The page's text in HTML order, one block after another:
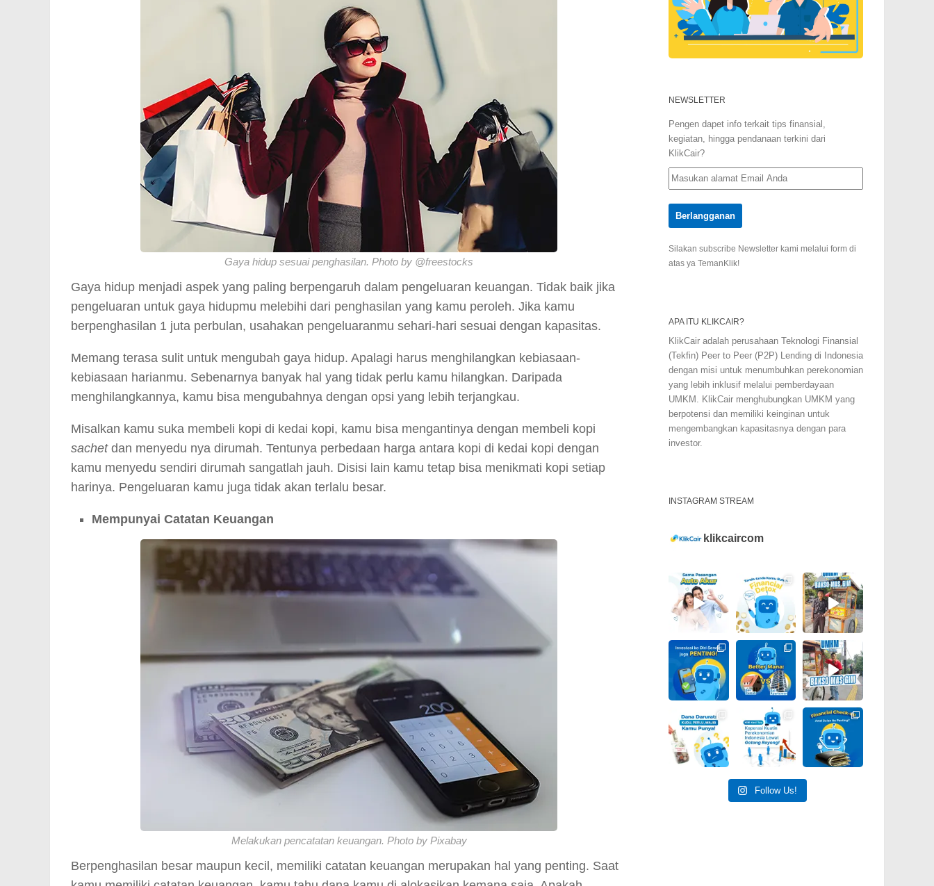
Gaya hidup sesuai penghasilan. Photo by @freestocks
Gaya hidup menjadi aspek yang paling berpengaruh dalam pengeluaran keuangan. Tidak baik jika
pengeluaran untuk gaya hidupmu melebihi dari penghasilan yang kamu peroleh. Jika kamu
berpenghasilan 1 juta perbulan, usahakan pengeluaranmu sehari-hari sesuai dengan kapasitas.
Memang terasa sulit untuk mengubah gaya hidup. Apalagi harus menghilangkan kebiasaan-
kebiasaan harianmu. Sebenarnya banyak hal yang tidak perlu kamu hilangkan. Daripada
menghilangkannya, kamu bisa mengubahnya dengan opsi yang lebih terjangkau.
Misalkan kamu suka membeli kopi di kedai kopi, kamu bisa mengantinya dengan membeli kopi
sachet dan menyedu nya dirumah. Tentunya perbedaan harga antara kopi di kedai kopi dengan
kamu menyedu sendiri dirumah sangatlah jauh. Disisi lain kamu tetap bisa menikmati kopi setiap
harinya. Pengeluaran kamu juga tidak akan terlalu besar.
Mempunyai Catatan Keuangan
Melakukan pencatatan keuangan. Photo by Pixabay
Berpenghasilan besar maupun kecil, memiliki catatan keuangan merupakan hal yang penting. Saat
NEWSLETTER
Pengen dapet info terkait tips finansial,
kegiatan, hingga pendanaan terkini dari
KlikCair?
Silakan subscribe Newsletter kami melalui form di
atas ya TemanKlik!
APA ITU KLIKCAIR?
KlikCair adalah perusahaan Teknologi Finansial
(Tekfin) Peer to Peer (P2P) Lending di Indonesia
dengan misi untuk menumbuhkan perekonomian
yang lebih inklusif melalui pemberdayaan
UMKM. KlikCair menghubungkan UMKM yang
berpotensi dan memiliki keinginan untuk
mengembangkan kapasitasnya dengan para
investor.
INSTAGRAM STREAM
klikcaircom
Follow Us!